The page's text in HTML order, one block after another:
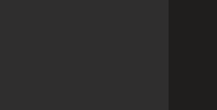
užívateľskej skúsenosti